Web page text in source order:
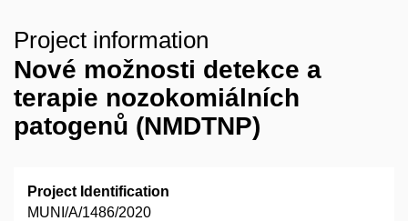
Project information
Nové možnosti detekce a
terapie nozokomiálních
patogenů (NMDTNP)
Project Identification
MUNI/A/1486/2020